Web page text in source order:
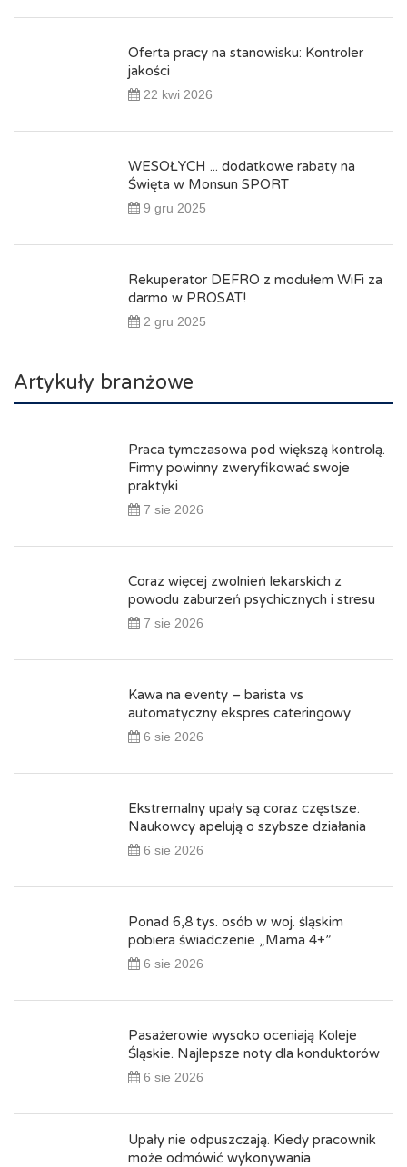
Oferta pracy na stanowisku: Kontroler
jakości
22 kwi 2026
WESOŁYCH ... dodatkowe rabaty na
Święta w Monsun SPORT
9 gru 2025
Rekuperator DEFRO z modułem WiFi za
darmo w PROSAT!
2 gru 2025
Artykuły branżowe
Praca tymczasowa pod większą kontrolą.
Firmy powinny zweryfikować swoje
praktyki
7 sie 2026
Coraz więcej zwolnień lekarskich z
powodu zaburzeń psychicznych i stresu
7 sie 2026
Kawa na eventy – barista vs
automatyczny ekspres cateringowy
6 sie 2026
Ekstremalny upały są coraz częstsze.
Naukowcy apelują o szybsze działania
6 sie 2026
Ponad 6,8 tys. osób w woj. śląskim
pobiera świadczenie „Mama 4+”
6 sie 2026
Pasażerowie wysoko oceniają Koleje
Śląskie. Najlepsze noty dla konduktorów
6 sie 2026
Upały nie odpuszczają. Kiedy pracownik
może odmówić wykonywania